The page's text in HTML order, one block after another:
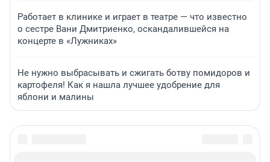
Работает в клинике и играет в театре — что известно
о сестре Вани Дмитриенко, оскандалившейся на
концерте в «Лужниках»
Не нужно выбрасывать и сжигать ботву помидоров и
картофеля! Как я нашла лучшее удобрение для
яблони и малины